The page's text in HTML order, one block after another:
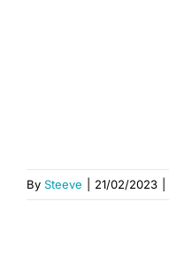
By Steeve 21/02/2023